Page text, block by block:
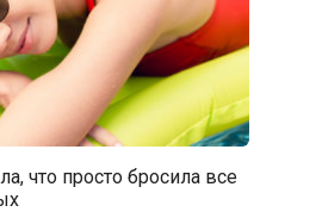
что просто бросила все